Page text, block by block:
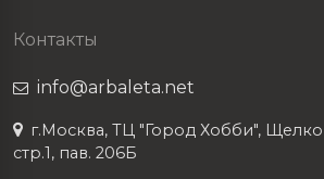
Контакты
info@arbaleta.net
г.Москва, ТЦ "Город Хобби",
стр.1, пав. 206Б